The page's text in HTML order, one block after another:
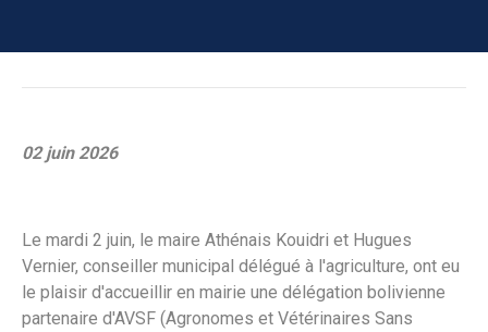
02 juin 2026
Le mardi 2 juin, le maire Athénais Kouidri et Hugues
Vernier, conseiller municipal délégué à l'agriculture, ont eu
le plaisir d'accueillir en mairie une délégation bolivienne
partenaire d'AVSF (Agronomes et Vétérinaires Sans